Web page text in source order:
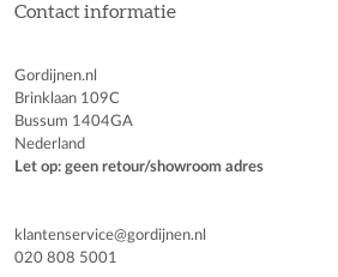
Contact informatie
Gordijnen.nl
Brinklaan 109C
Bussum 1404GA
Nederland
Let op: geen retour/showroom adres
klantenservice@gordijnen.nl
020 808 5001